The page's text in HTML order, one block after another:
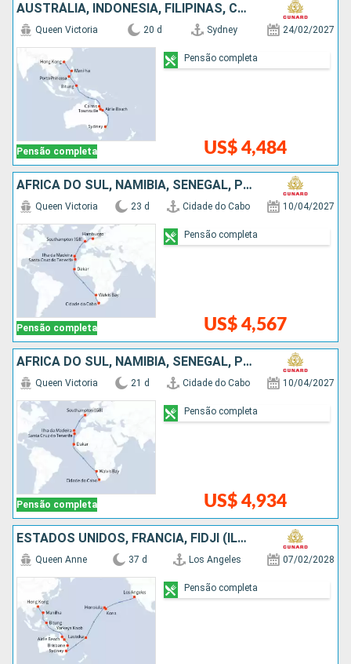
AUSTRÁLIA, INDONESIA, FILIPINAS, CHINA
Pensão completa
Queen Victoria 20 d Sydney 24/02/2027
US$ 4,484
Pensão completa
AFRICA DO SUL, NAMIBIA, SENEGAL, PORTUGAL, ALEMANHA
Pensão completa
Queen Victoria 23 d Cidade do Cabo 10/04/2027
US$ 4,567
Pensão completa
AFRICA DO SUL, NAMIBIA, SENEGAL, PORTUGAL
Pensão completa
Queen Victoria 21 d Cidade do Cabo 10/04/2027
US$ 4,934
Pensão completa
ESTADOS UNIDOS, FRANCIA, FIDJI (ILHAS), AUSTRÁLIA, INDONESIA, FILIPINAS, CHINA
Queen Anne 37 d Los Angeles 07/02/2028
Pensão completa